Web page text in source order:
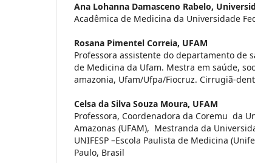
Ana Lohanna Damasceno Rabelo,
Acadêmica de Medicina da Universidade
Rosana Pimentel Correia, UFAM
Professora assistente do departamento de
de Medicina da Ufam. Mestra em saúde,
amazonia, Ufam/Ufpa/Fiocruz. Cirrugiã-
Celsa da Silva Souza Moura, UFAM
Professora, Coordenadora da Coremu da
Amazonas (UFAM), Mestranda da
UNIFESP –Escola Paulista de Medicina
Paulo, Brasil